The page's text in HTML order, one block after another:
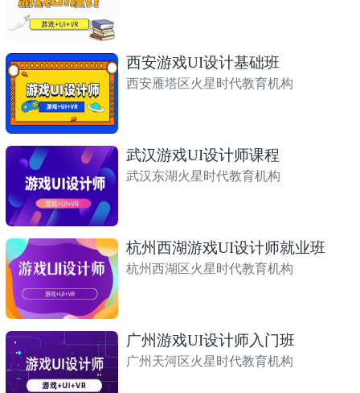
西安游戏UI设计基础班
西安雁塔区火星时代教育机构
武汉游戏UI设计师课程
武汉东湖火星时代教育机构
杭州西湖游戏UI设计师就业班
杭州西湖区火星时代教育机构
广州游戏UI设计师入门班
广州天河区火星时代教育机构